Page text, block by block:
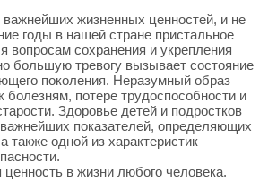
важнейших жизненных ценностей, и не
годы в нашей стране пристальное
вопросам сохранения и укрепления
большую тревогу вызывает состояние
поколения. Неразумный образ
болезням, потере трудоспособности и
Здоровье детей и подростков
показателей, определяющих
также одной из характеристик
ценность в жизни любого человека.